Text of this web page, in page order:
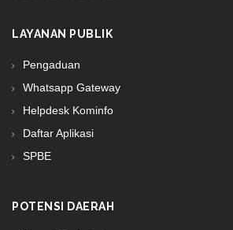
LAYANAN PUBLIK
Pengaduan
Whatsapp Gateway
Helpdesk Kominfo
Daftar Aplikasi
SPBE
POTENSI DAERAH